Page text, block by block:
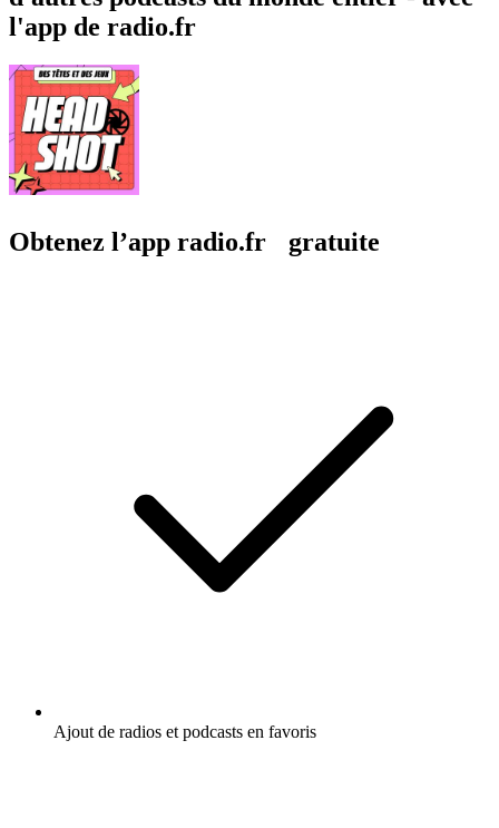
l'app de radio.fr
Obtenez l’app radio.fr gratuite
Ajout de radios et podcasts en favoris